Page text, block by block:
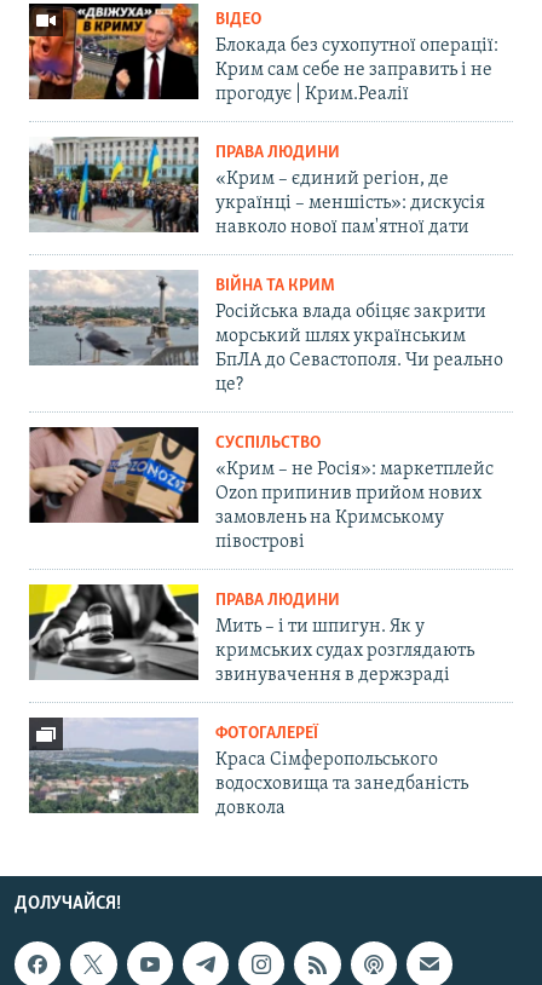
ВІДЕО
Блокада без сухопутної операції:
Крим сам себе не заправить і не
прогодує | Крим.Реалії
ПРАВА ЛЮДИНИ
«Крим – єдиний регіон, де
українці – меншість»: дискусія
навколо нової пам'ятної дати
ВІЙНА ТА КРИМ
Російська влада обіцяє закрити
морський шлях українським
БпЛА до Севастополя. Чи реально
це?
СУСПІЛЬСТВО
«Крим – не Росія»: маркетплейс
Ozon припинив прийом нових
замовлень на Кримському
півострові
ПРАВА ЛЮДИНИ
Мить – і ти шпигун. Як у
кримських судах розглядають
звинувачення в держзраді
ФОТОГАЛЕРЕЇ
Краса Сімферопольського
водосховища та занедбаність
довкола
ДОЛУЧАЙСЯ!